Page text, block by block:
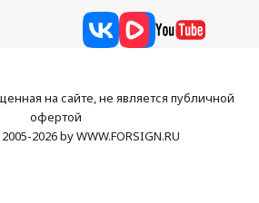
на сайте, не является публичной
офертой
2026 by WWW.FORSIGN.RU